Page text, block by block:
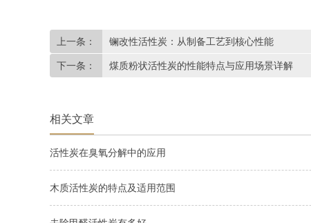
上一条： 镧改性活性炭：从制备工艺到核心性能
下一条： 煤质粉状活性炭的性能特点与应用场景详解
相关文章
活性炭在臭氧分解中的应用
木质活性炭的特点及适用范围